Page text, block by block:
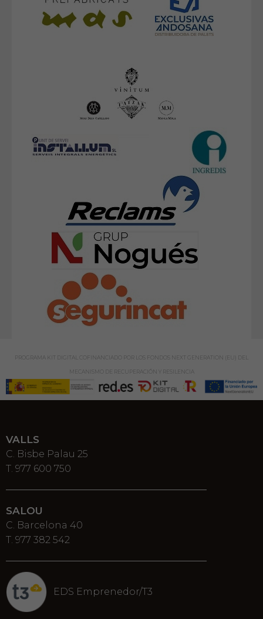
PROGRAMA KIT DIGITAL COFINANCIADO POR LOS FONDOS NEXT GENERATION (EU) DEL
MECANISMO DE RECUPERACIÓN Y RESILENCIA
VALLS
C. Bisbe Palau 25
T. 977 600 750
SALOU
C. Barcelona 40
T. 977 382 542
EDS Emprenedor/T3